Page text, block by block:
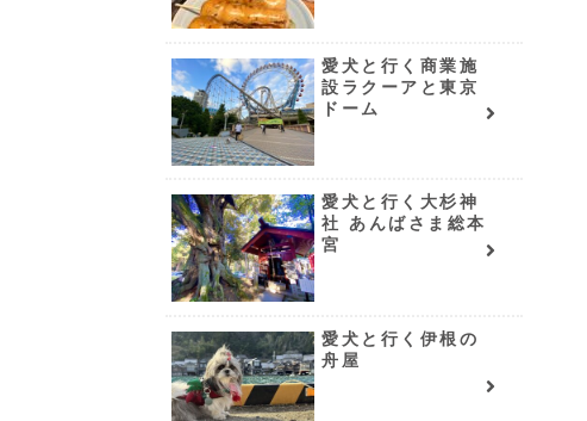
愛犬と行く商業施
設ラクーアと東京
ドーム
愛犬と行く大杉神
社 あんばさま総本
宮
愛犬と行く伊根の
舟屋